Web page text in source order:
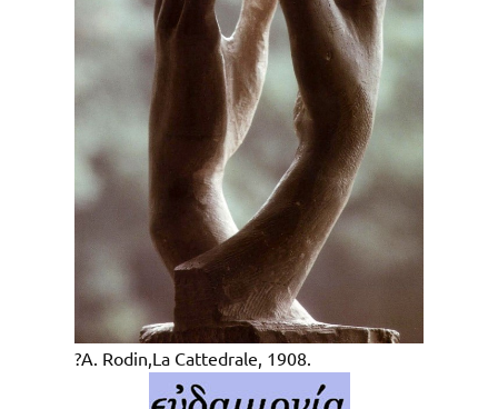
?A. Rodin,La Cattedrale, 1908.